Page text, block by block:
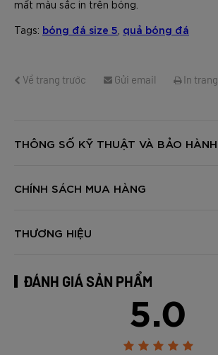
mất màu sắc in trên bóng.
Tags: bóng đá size 5 quả bóng đá
Về trang trước Gửi email In trang
THÔNG SỐ KỸ THUẬT VÀ BẢO HÀNH
CHÍNH SÁCH MUA HÀNG
THƯƠNG HIỆU
ĐÁNH GIÁ SẢN PHẨM
5.0